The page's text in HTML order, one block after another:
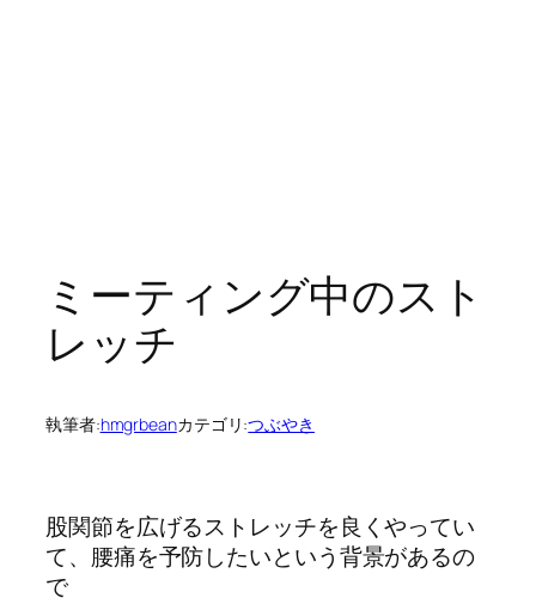
ミーティング中のスト
レッチ
執筆者:hmgrbeanカテゴリ:つぶやき
股関節を広げるストレッチを良くやってい
て、腰痛を予防したいという背景があるの
で